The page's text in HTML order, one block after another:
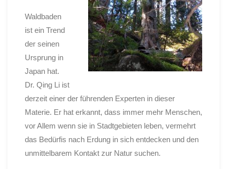
Waldbaden
ist ein Trend
der seinen
Ursprung in
Japan hat.
Dr. Qing Li ist
derzeit einer der führenden Experten in dieser
Materie. Er hat erkannt, dass immer mehr Menschen,
vor Allem wenn sie in Stadtgebieten leben, vermehrt
das Bedürfis nach Erdung in sich entdecken und den
unmittelbarem Kontakt zur Natur suchen.